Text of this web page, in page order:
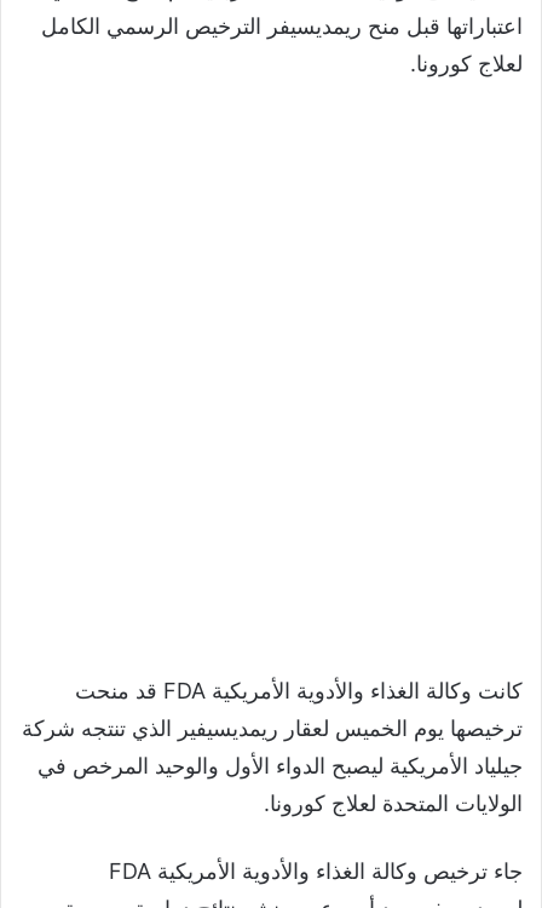
اعتباراتها قبل منح ريمديسيفر الترخيص الرسمي الكامل
لعلاج كورونا.
كانت وكالة الغذاء والأدوية الأمريكية FDA قد منحت
ترخيصها يوم الخميس لعقار ريمديسيفير الذي تنتجه شركة
جيلياد الأمريكية ليصبح الدواء الأول والوحيد المرخص في
الولايات المتحدة لعلاج كورونا.
جاء ترخيص وكالة الغذاء والأدوية الأمريكية FDA